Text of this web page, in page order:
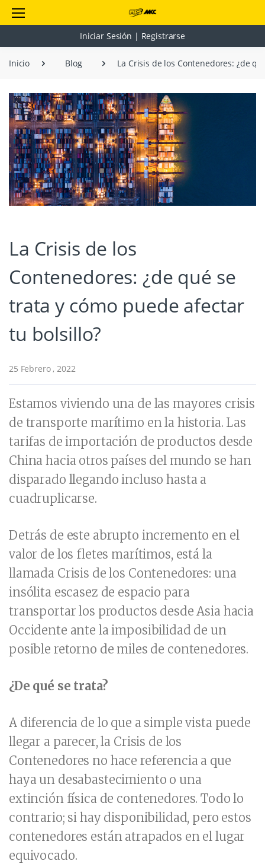
Iniciar Sesión | Registrarse
Inicio Blog La Crisis de los Contenedores: ¿de
La Crisis de los
Contenedores: ¿de qué se
trata y cómo puede afectar
tu bolsillo?
25 Febrero , 2022
Estamos viviendo una de las mayores crisis
de transporte marítimo en la historia. Las
tarifas de importación de productos desde
China hacia otros países del mundo se han
disparado llegando incluso hasta a
cuadruplicarse.
Detrás de este abrupto incremento en el
valor de los fletes marítimos, está la
llamada Crisis de los Contenedores: una
insólita escasez de espacio para
transportar los productos desde Asia hacia
Occidente ante la imposibilidad de un
posible retorno de miles de contenedores.
¿De qué se trata?
A diferencia de lo que a simple vista puede
llegar a parecer, la Crisis de los
Contenedores no hace referencia a que
haya un desabastecimiento o una
extinción física de contenedores. Todo lo
contrario; si hay disponibilidad, pero estos
contenedores están atrapados en el lugar
equivocado.